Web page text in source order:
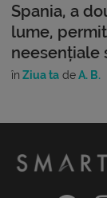
Spania, a
lume,
neesențiale
în Ziua ta deA. B.